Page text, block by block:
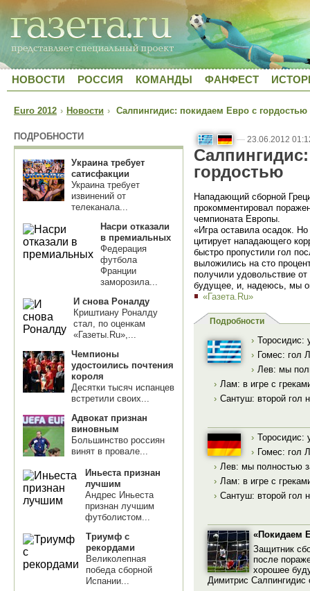
НОВОСТИ РОССИЯ КОМАНДЫ ФАНФЕСТ
Euro 2012 › Новости › Салпингидис: покидаем Евро с гордостью
ПОДРОБНОСТИ
Украина требует
сатисфакции
Украина требует
извинений от
телеканала...
Насри отказали
в премиальных
Федерация
футбола
Франции
заморозила...
И снова Роналду
Криштиану Роналду
стал, по оценкам
«Газеты.Ru»,...
Чемпионы
удостоились почтения
короля
Десятки тысяч испанцев
встретили своих...
Адвокат признан
виновным
Большинство россиян
винят в провале...
Иньеста признан
лучшим
Андрес Иньеста
признан лучшим
футболистом...
Триумф с
рекордами
Великолепная
победа сборной
Испании...
— 23.06.2012
гордостью
Нападающий сборной
прокомментировал
чемпионата Европы.
«Игра оставила осадок.
цитирует нападающего
быстро пропустили гол
выложились на сто
получили удовольствие
будущее, и, надеюсь, мы
«Газета.Ru»
Подробности
› Торосидис:
› Гомес: гол
› Лев: мы
› Лам: в игре с
› Сантуш: второй гол
› Торосидис:
› Гомес: гол
› Лев: мы полностью
› Лам: в игре с
› Сантуш: второй гол
«Покидаем
Защитник
после
хорошее
Димитрис Салпингидис